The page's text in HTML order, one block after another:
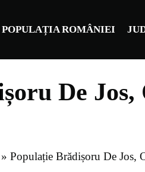
POPULAȚIA ROMÂNIEI
De
» Populație Brădișoru De Jos,